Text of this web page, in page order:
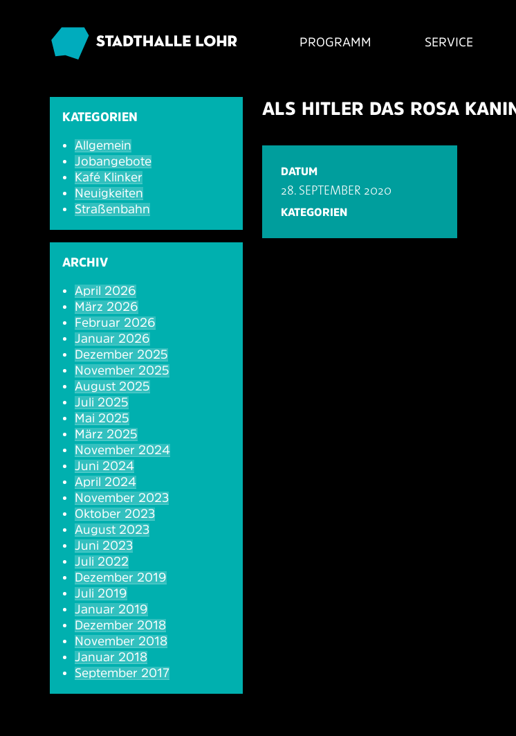
PROGRAMM SERVICE
KATEGORIEN
Allgemein
Jobangebote
Kafé Klinker
Neuigkeiten
Straßenbahn
ARCHIV
April 2026
März 2026
Februar 2026
Januar 2026
Dezember 2025
November 2025
August 2025
Juli 2025
Mai 2025
März 2025
November 2024
Juni 2024
April 2024
November 2023
Oktober 2023
August 2023
Juni 2023
Juli 2022
Dezember 2019
Juli 2019
Januar 2019
Dezember 2018
November 2018
Januar 2018
September 2017
ALS HITLER DAS ROSA
DATUM
28. SEPTEMBER 2020
KATEGORIEN